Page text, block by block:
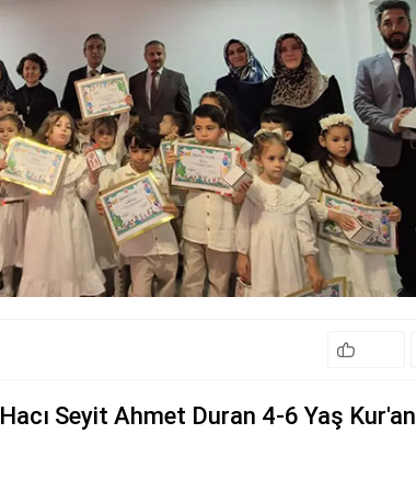
Seyit Ahmet Duran 4-6 Yaş Kur'an